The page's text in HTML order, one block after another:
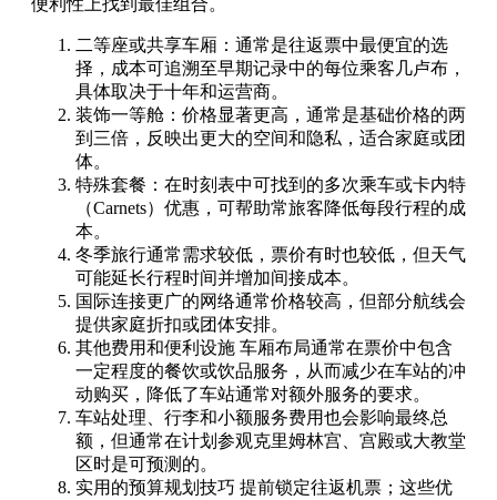
便利性上找到最佳组合。
二等座或共享车厢：通常是往返票中最便宜的选
择，成本可追溯至早期记录中的每位乘客几卢布，
具体取决于十年和运营商。
装饰一等舱：价格显著更高，通常是基础价格的两
到三倍，反映出更大的空间和隐私，适合家庭或团
体。
特殊套餐：在时刻表中可找到的多次乘车或卡内特
（Carnets）优惠，可帮助常旅客降低每段行程的成
本。
冬季旅行通常需求较低，票价有时也较低，但天气
可能延长行程时间并增加间接成本。
国际连接更广的网络通常价格较高，但部分航线会
提供家庭折扣或团体安排。
其他费用和便利设施 车厢布局通常在票价中包含
一定程度的餐饮或饮品服务，从而减少在车站的冲
动购买，降低了车站通常对额外服务的要求。
车站处理、行李和小额服务费用也会影响最终总
额，但通常在计划参观克里姆林宫、宫殿或大教堂
区时是可预测的。
实用的预算规划技巧 提前锁定往返机票；这些优